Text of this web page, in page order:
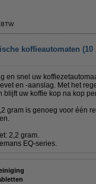
koffieautomaten
en snel uw
en -aanslag. Met het
blijft uw koffie kop na kop
gram is genoeg voor één
2,2 gram.
EQ-series.